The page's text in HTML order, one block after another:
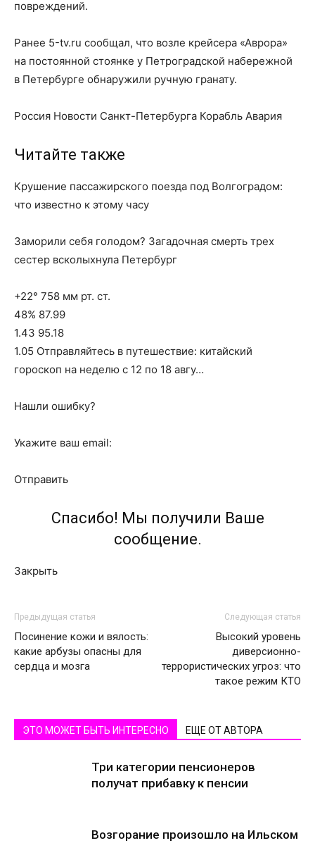
повреждений.
Ранее 5-tv.ru сообщал, что возле крейсера «Аврора»
на постоянной стоянке у Петроградской набережной
в Петербурге обнаружили ручную гранату.
Россия Новости Санкт-Петербурга Корабль Авария
Читайте также
Крушение пассажирского поезда под Волгоградом:
что известно к этому часу
Заморили себя голодом? Загадочная смерть трех
сестер всколыхнула Петербург
+22° 758 мм рт. ст.
48% 87.99
1.43 95.18
1.05 Отправляйтесь в путешествие: китайский
гороскоп на неделю с 12 по 18 авгу…
Нашли ошибку?
Укажите ваш email:
Отправить
Спасибо! Мы получили Ваше
сообщение.
Закрыть
Предыдущая статья
Посинение кожи и вялость:
какие арбузы опасны для
сердца и мозга
Следующая статья
Высокий уровень
диверсионно-
террористических угроз: что
такое режим КТО
ЭТО МОЖЕТ БЫТЬ ИНТЕРЕСНО ЕЩЕ ОТ АВТОРА
Три категории пенсионеров
получат прибавку к пенсии
Возгорание произошло на Ильском